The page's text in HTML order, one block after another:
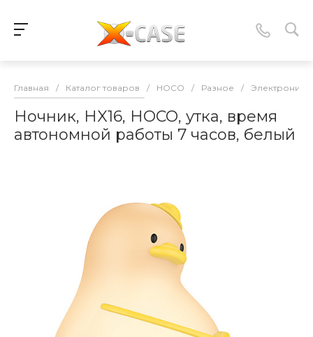
Главная / Каталог товаров / HOCO / Разное / Электроника
Ночник, HX16, HOCO, утка, время
автономной работы 7 часов, белый